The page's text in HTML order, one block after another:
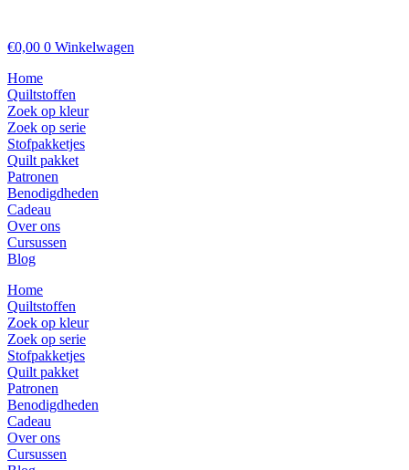
€0,00 0 Winkelwagen
Home
Quiltstoffen
Zoek op kleur
Zoek op serie
Stofpakketjes
Quilt pakket
Patronen
Benodigdheden
Cadeau
Over ons
Cursussen
Blog
Home
Quiltstoffen
Zoek op kleur
Zoek op serie
Stofpakketjes
Quilt pakket
Patronen
Benodigdheden
Cadeau
Over ons
Cursussen